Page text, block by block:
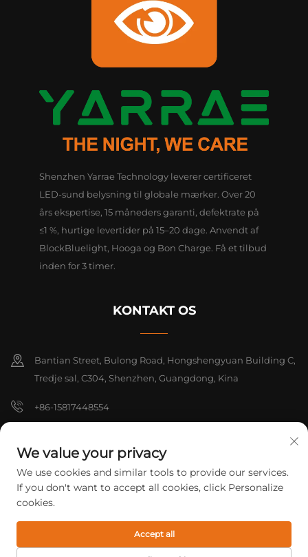
Shenzhen Yarrae Technology leverer certificeret
LED-sund belysning til globale mærker. Over 20
års ekspertise, 15 måneders garanti, defektrate på
≤1 %, hurtige levertider på 15–20 dage. Anvendt af
BlockBluelight, Hooga og Bon Charge. Få et tilbud
inden for 3 timer.
KONTAKT OS
Bantian Street, Bulong Road, Hongshengyuan Building C,
Tredje sal, C304, Shenzhen, Guangdong, Kina
+86-15817448554
Copyright © 2026 Shenzhen Yarrae Technology Co., Ltd. Beijing Alle
rettigheder forbeholdes. Privatlivspolitik
We value your privacy
We use cookies and similar tools to provide our services.
If you don't want to accept all cookies, click Personalize
cookies.
Accept all